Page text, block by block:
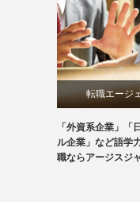
転職エージ
「外資系企業」「
ル企業」など語学
職ならアージスジ